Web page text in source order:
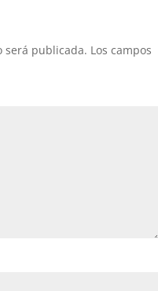
será publicada. Los campos